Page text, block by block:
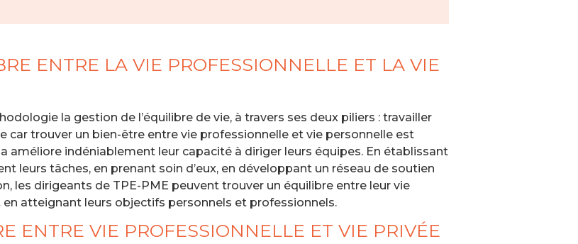
ENTRE LA VIE PROFESSIONNELLE ET LA VIE
la gestion de l’équilibre de vie, à travers ses deux piliers : travailler
car trouver un bien-être entre vie professionnelle et vie personnelle est
améliore indéniablement leur capacité à diriger leurs équipes. En établissant
leurs tâches, en prenant soin d’eux, en développant un réseau de soutien
les dirigeants de TPE-PME peuvent trouver un équilibre entre leur vie
atteignant leurs objectifs personnels et professionnels.
ENTRE VIE PROFESSIONNELLE ET VIE PRIVÉE